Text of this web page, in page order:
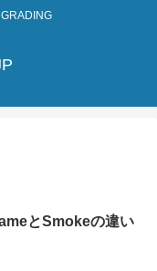
とSmokeの違い